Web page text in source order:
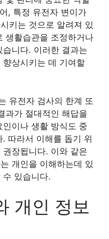
, 특정 유전자 변이가
키는 것으로 알려져 있
생활습관을 조정하거나
니다. 이러한 결과는
상시키는 데 기여할
유전자 검사의 한계 또
과가 절대적인 해답을
이나 생활 방식도 중
따라서 이해를 돕기 위
장됩니다. 이와 같은
개인을 이해하는데 있
수 있습니다.
개인 정보